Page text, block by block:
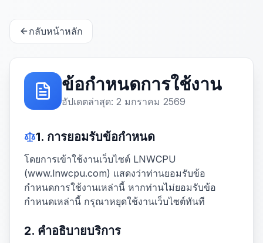
กลับหน้าหลัก
ข้อกำหนดการใช้งาน
อัปเดตล่าสุด: 2 มกราคม 2569
1. การยอมรับข้อกำหนด
โดยการเข้าใช้งานเว็บไซต์ LNWCPU
(www.lnwcpu.com) แสดงว่าท่านยอมรับข้อ
กำหนดการใช้งานเหล่านี้ หากท่านไม่ยอมรับข้อ
กำหนดเหล่านี้ กรุณาหยุดใช้งานเว็บไซต์ทันที
2. คำอธิบายบริการ